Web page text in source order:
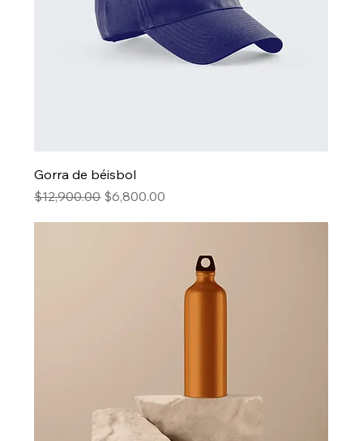
Gorra de béisbol
Precio
$12,900.00 Precio de oferta
$6,800.00